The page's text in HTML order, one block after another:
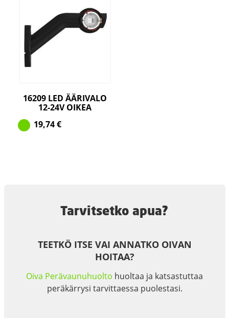
16209 LED ÄÄRIVALO
12-24V OIKEA
19,74€
Tarvitsetko apua?
TEETKÖ ITSE VAI ANNATKO OIVAN
HOITAA?
Oiva Perävaunuhuolto huoltaa ja katsastuttaa
peräkärrysi tarvittaessa puolestasi.